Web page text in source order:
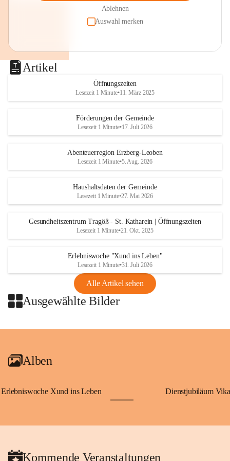
Ablehnen
Auswahl merken
Artikel
Öffnungszeiten
Lesezeit 1 Minute•11. März 2025
Förderungen der Gemeinde
Lesezeit 1 Minute•17. Juli 2026
Abenteuerregion Erzberg-Leoben
Lesezeit 1 Minute•5. Aug. 2026
Haushaltsdaten der Gemeinde
Lesezeit 1 Minute•27. Mai 2026
Gesundheitszentrum Tragöß - St. Katharein | Öffnungszeiten
Lesezeit 1 Minute•21. Okt. 2025
Erlebniswoche "Xund ins Leben"
Lesezeit 1 Minute•31. Juli 2026
Alle Artikel sehen
Ausgewählte Bilder
+2
Alben
Erlebniswoche Xund ins Leben Dienstjubiläum
Kommende Veranstaltungen